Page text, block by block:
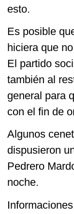
esto.
Es posible
hiciera que
El partido
también al
general para
con el fin de
Algunos
dispusieron
Pedrero
noche.